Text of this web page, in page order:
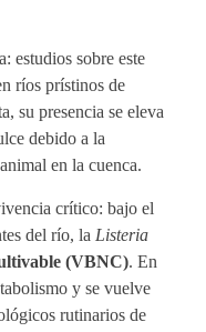
estudios sobre este
ríos prístinos de
su presencia se eleva
debido a la
en la cuenca.
crítico: bajo el
del río, la Listeria
(VBNC). En
y se vuelve
rutinarios de